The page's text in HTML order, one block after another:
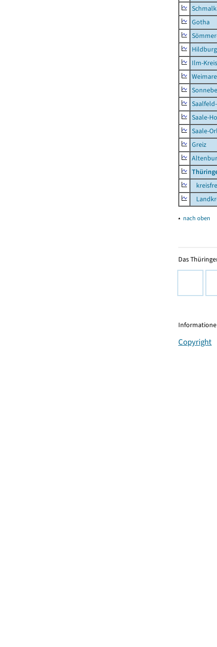
Gotha
Ilm-Kreis
Saale-
Saale-
Greiz
▴ nach oben
Das
Copyright